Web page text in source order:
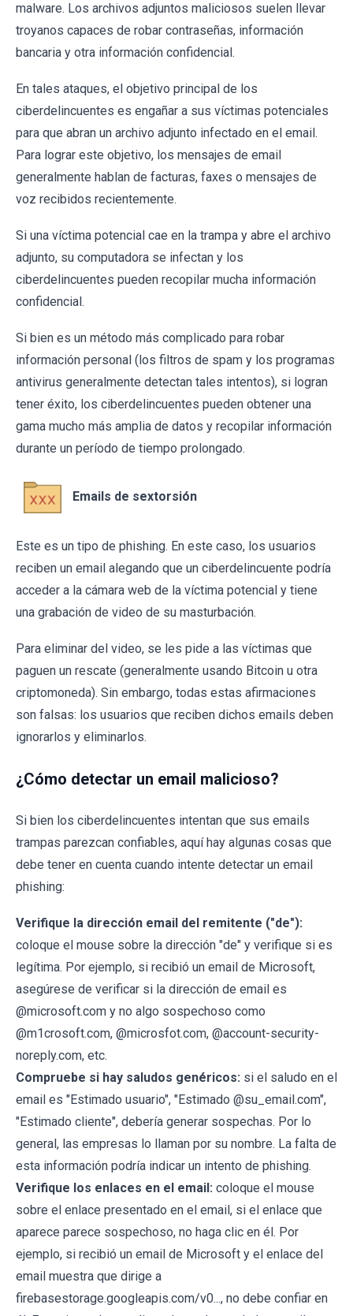
malware. Los archivos adjuntos maliciosos suelen llevar
troyanos capaces de robar contraseñas, información
bancaria y otra información confidencial.
En tales ataques, el objetivo principal de los
ciberdelincuentes es engañar a sus víctimas potenciales
para que abran un archivo adjunto infectado en el email.
Para lograr este objetivo, los mensajes de email
generalmente hablan de facturas, faxes o mensajes de
voz recibidos recientemente.
Si una víctima potencial cae en la trampa y abre el archivo
adjunto, su computadora se infectan y los
ciberdelincuentes pueden recopilar mucha información
confidencial.
Si bien es un método más complicado para robar
información personal (los filtros de spam y los programas
antivirus generalmente detectan tales intentos), si logran
tener éxito, los ciberdelincuentes pueden obtener una
gama mucho más amplia de datos y recopilar información
durante un período de tiempo prolongado.
Emails de sextorsión
Este es un tipo de phishing. En este caso, los usuarios
reciben un email alegando que un ciberdelincuente podría
acceder a la cámara web de la víctima potencial y tiene
una grabación de video de su masturbación.
Para eliminar del video, se les pide a las víctimas que
paguen un rescate (generalmente usando Bitcoin u otra
criptomoneda). Sin embargo, todas estas afirmaciones
son falsas: los usuarios que reciben dichos emails deben
ignorarlos y eliminarlos.
¿Cómo detectar un email malicioso?
Si bien los ciberdelincuentes intentan que sus emails
trampas parezcan confiables, aquí hay algunas cosas que
debe tener en cuenta cuando intente detectar un email
phishing:
Verifique la dirección email del remitente ("de"):
coloque el mouse sobre la dirección "de" y verifique si es
legítima. Por ejemplo, si recibió un email de Microsoft,
asegúrese de verificar si la dirección de email es
@microsoft.com y no algo sospechoso como
@m1crosoft.com, @microsfot.com, @account-security-
noreply.com, etc.
Compruebe si hay saludos genéricos: si el saludo en el
email es "Estimado usuario", "Estimado @su_email.com",
"Estimado cliente", debería generar sospechas. Por lo
general, las empresas lo llaman por su nombre. La falta de
esta información podría indicar un intento de phishing.
Verifique los enlaces en el email: coloque el mouse
sobre el enlace presentado en el email, si el enlace que
aparece parece sospechoso, no haga clic en él. Por
ejemplo, si recibió un email de Microsoft y el enlace del
email muestra que dirige a
firebasestorage.googleapis.com/v0..., no debe confiar en